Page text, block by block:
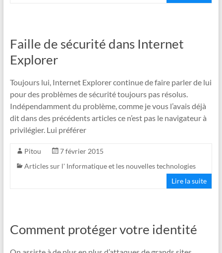
Faille de sécurité dans Internet
Explorer
Toujours lui, Internet Explorer continue de faire parler de lui
pour des problèmes de sécurité toujours pas résolus.
Indépendamment du problème, comme je vous l’avais déjà
dit dans des précédents articles ce n’est pas le navigateur à
privilégier. Lui préférer
Pitou
7 février 2015
Articles sur l' Informatique et les nouvelles technologies
Lire la suite
Comment protéger votre identité